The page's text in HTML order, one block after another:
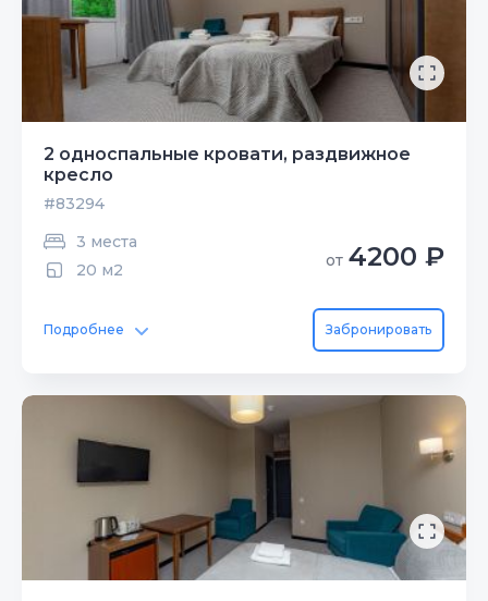
2 односпальные кровати, раздвижное
кресло
#83294
3 места
20 м2
от 4200 ₽
Подробнее Забронировать